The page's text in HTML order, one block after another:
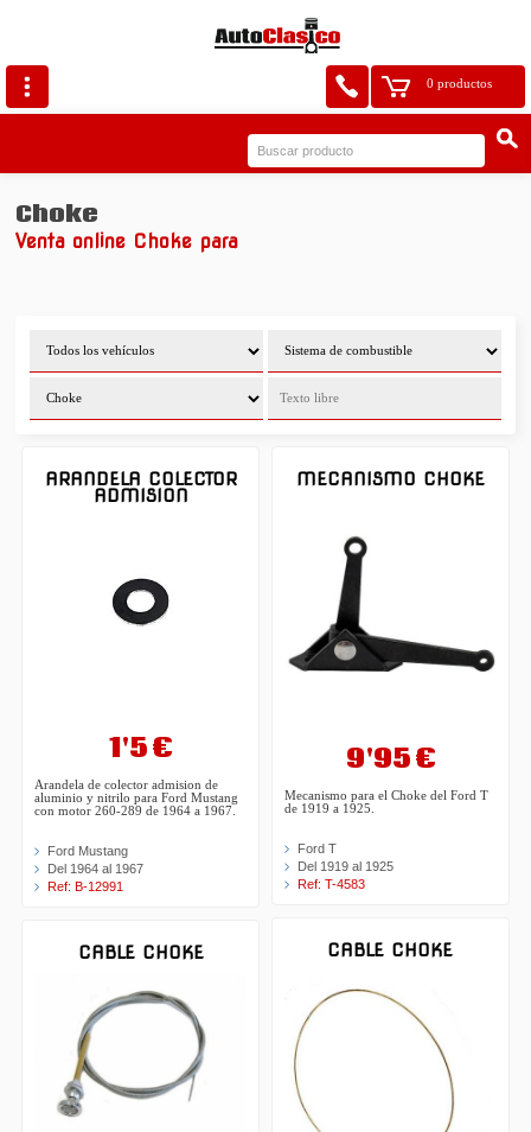
0 productos
Choke
Venta online Choke para
ARANDELA COLECTOR
ADMISION
1'5 €
Arandela de colector admision de
aluminio y nitrilo para Ford Mustang
con motor 260-289 de 1964 a 1967.
Ford Mustang
Del 1964 al 1967
Ref: B-12991
CABLE CHOKE
MECANISMO CHOKE
9'95 €
Mecanismo para el Choke del Ford T
de 1919 a 1925.
Ford T
Del 1919 al 1925
Ref: T-4583
CABLE CHOKE